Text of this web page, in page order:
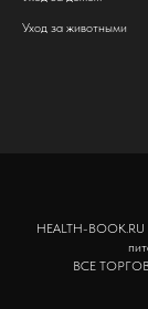
Уход за животными
HEALTH-BOOK.RU
ВСЕ